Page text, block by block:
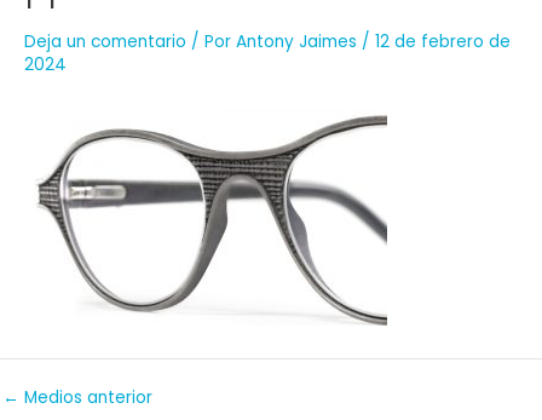
Deja un comentario / Por Antony Jaimes / 12 de febrero de
2024
← Medios anterior